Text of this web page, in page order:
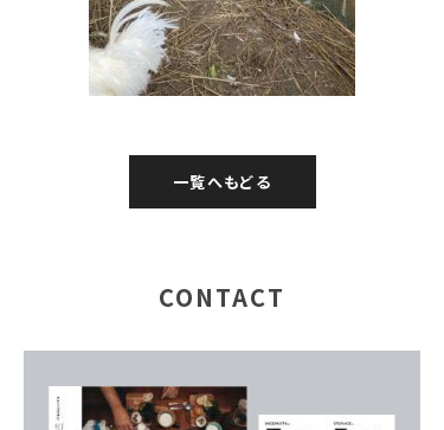
一覧へもどる
CONTACT